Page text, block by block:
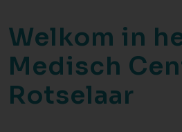
Welkom in
Medisch
Rotselaar